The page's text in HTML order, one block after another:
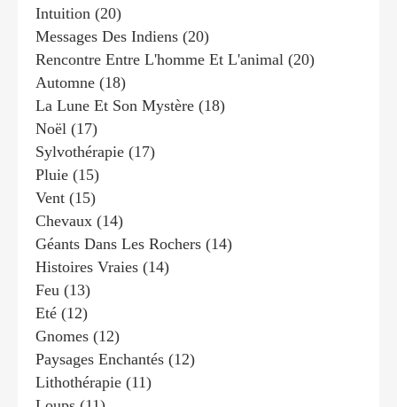
Intuition (20)
Messages Des Indiens (20)
Rencontre Entre L'homme Et L'animal (20)
Automne (18)
La Lune Et Son Mystère (18)
Noël (17)
Sylvothérapie (17)
Pluie (15)
Vent (15)
Chevaux (14)
Géants Dans Les Rochers (14)
Histoires Vraies (14)
Feu (13)
Eté (12)
Gnomes (12)
Paysages Enchantés (12)
Lithothérapie (11)